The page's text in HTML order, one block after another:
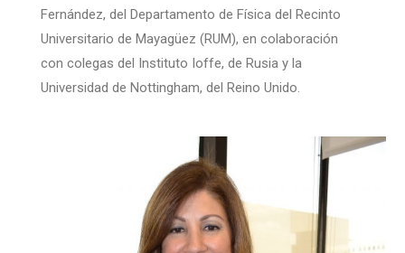
Fernández, del Departamento de Física del Recinto
Universitario de Mayagüez (RUM), en colaboración
con colegas del Instituto Ioffe, de Rusia y la
Universidad de Nottingham, del Reino Unido.